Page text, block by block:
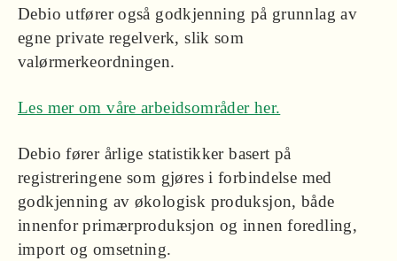
Debio utfører også godkjenning på grunnlag av
egne private regelverk, slik som
valørmerkeordningen.
Les mer om våre arbeidsområder her.
Debio fører årlige statistikker basert på
registreringene som gjøres i forbindelse med
godkjenning av økologisk produksjon, både
innenfor primærproduksjon og innen foredling,
import og omsetning.